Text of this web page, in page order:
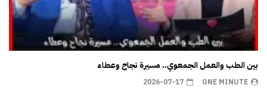
بين الطب والعمل الجمعوي.. مسيرة نجاح وعطاء
ONE MINUTE
2026-07-17